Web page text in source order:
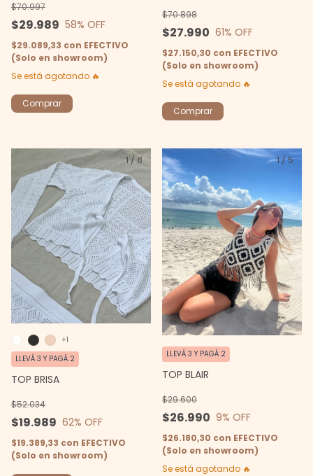
$29.989
$70.997
58% OFF
$29.089,33 con EFECTIVO
(Solo en showroom)
Se está agotando 🔥
Comprar
$27.990
$70.898
61% OFF
$27.150,30 con EFECTIVO
(Solo en showroom)
Se está agotando 🔥
Comprar
1/8
TOP BRISA
$19.989
$52.034
62% OFF
LLEVÁ 3 Y PAGÁ 2
$19.389,33 con EFECTIVO
(Solo en showroom)
+1
1 /5
TOP BLAIR
$26.990
$29.600
9% OFF
LLEVÁ 3 Y PAGÁ 2
$26.180,30 con EFECTIVO
(Solo en showroom)
Se está agotando 🔥